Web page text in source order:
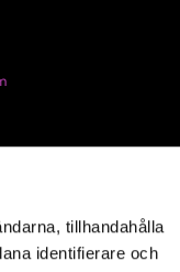
tillhandahålla
identifierare och